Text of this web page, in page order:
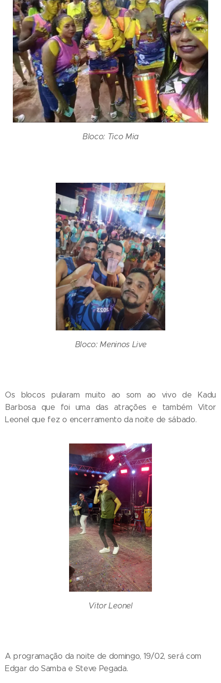
Bloco: Tico Mia
Bloco: Meninos Live
Os blocos pularam muito ao som ao vivo de Kadu
Barbosa que foi uma das atrações e também Vitor
Leonel que fez o encerramento da noite de sábado.
Vitor Leonel
A programação da noite de domingo, 19/02, será com
Edgar do Samba e Steve Pegada.